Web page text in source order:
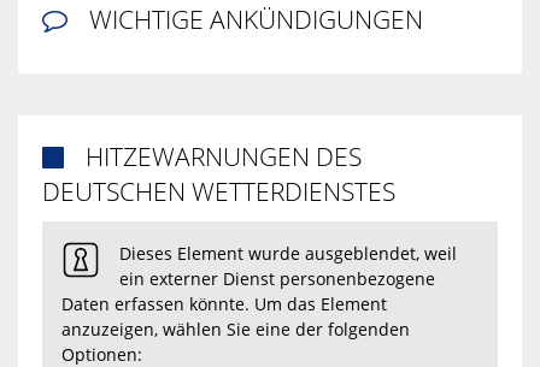
 WICHTIGE ANKÜNDIGUNGEN

HITZEWARNUNGEN DES
DEUTSCHEN WETTERDIENSTES
Dieses Element wurde ausgeblendet, weil
ein externer Dienst personenbezogene
Daten erfassen könnte. Um das Element
anzuzeigen, wählen Sie eine der folgenden
Optionen: